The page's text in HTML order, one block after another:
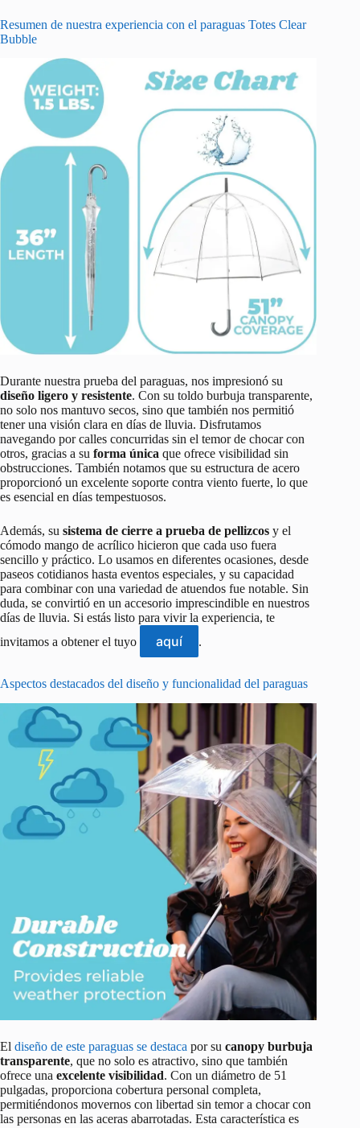
Resumen de nuestra experiencia con el paraguas Totes Clear
Bubble
Durante nuestra prueba del paraguas, nos impresionó su
diseño ligero y resistente. Con su toldo burbuja transparente,
no solo nos mantuvo secos, sino que también nos permitió
tener una visión clara en días de lluvia. Disfrutamos
navegando por calles concurridas sin el temor de chocar con
otros, gracias a su forma única que ofrece visibilidad sin
obstrucciones. También notamos que su estructura de acero
proporcionó un excelente soporte contra viento fuerte, lo que
es esencial en días tempestuosos.
Además, su sistema de cierre a prueba de pellizcos y el
cómodo mango de acrílico hicieron que cada uso fuera
sencillo y práctico. Lo usamos en diferentes ocasiones, desde
paseos cotidianos hasta eventos especiales, y su capacidad
para combinar con una variedad de atuendos fue notable. Sin
duda, se convirtió en un accesorio imprescindible en nuestros
días de lluvia. Si estás listo para vivir la experiencia, te
invitamos a obtener el tuyo
aquí .
Aspectos destacados del diseño y funcionalidad del paraguas
El diseño de este paraguas se destaca por su canopy burbuja
transparente, que no solo es atractivo, sino que también
ofrece una excelente visibilidad. Con un diámetro de 51
pulgadas, proporciona cobertura personal completa,
permitiéndonos movernos con libertad sin temor a chocar con
las personas en las aceras abarrotadas. Esta característica es